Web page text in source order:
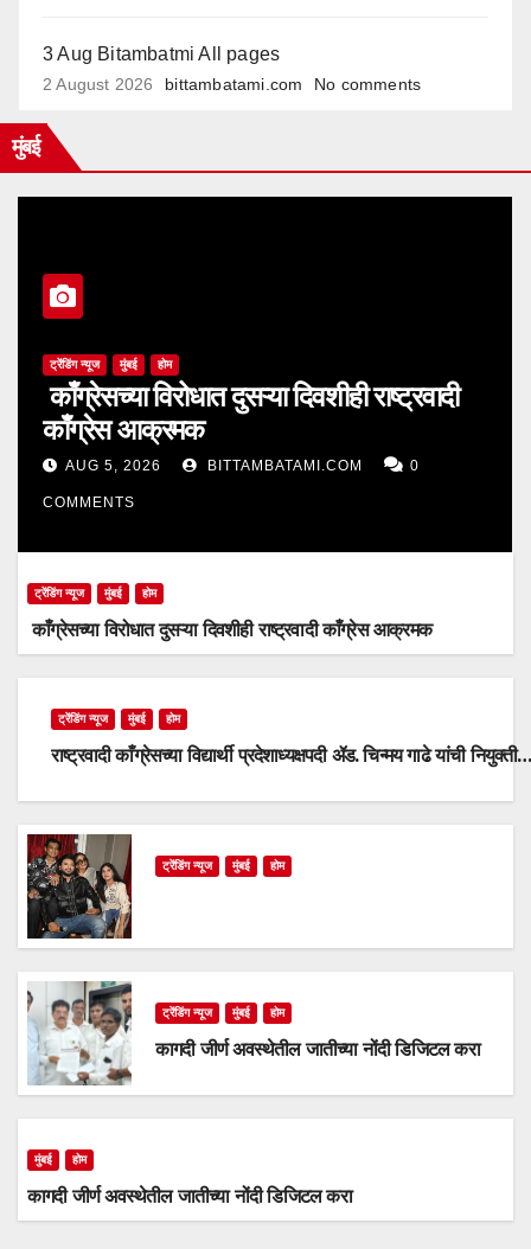
3 Aug Bitambatmi All pages
2 August 2026 bittambatami.com No comments
मुंबई
ट्रेंडिंग न्यूज मुंबई होम
काँग्रेसच्या विरोधात दुसऱ्या दिवशीही राष्ट्रवादी
काँग्रेस आक्रमक
AUG 5, 2026 BITTAMBATAMI.COM 0
COMMENTS
ट्रेंडिंग न्यूज मुंबई होम
काँग्रेसच्या विरोधात दुसऱ्या दिवशीही राष्ट्रवादी काँग्रेस आक्रमक
ट्रेंडिंग न्यूज मुंबई होम
राष्ट्रवादी काँग्रेसच्या विद्यार्थी प्रदेशाध्यक्षपदी ॲड. चिन्मय गाढे यांची नियुक्ती…
ट्रेंडिंग न्यूज मुंबई होम
ट्रेंडिंग न्यूज मुंबई होम
कागदी जीर्ण अवस्थेतील जातीच्या नोंदी डिजिटल करा
मुंबई होम
कागदी जीर्ण अवस्थेतील जातीच्या नोंदी डिजिटल करा